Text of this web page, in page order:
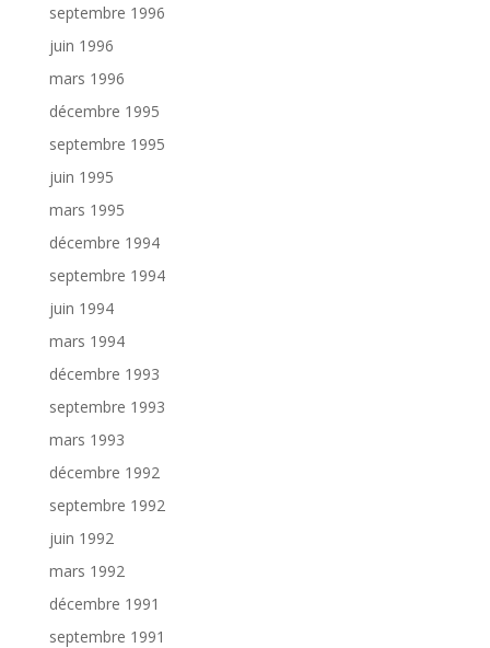
septembre 1996
juin 1996
mars 1996
décembre 1995
septembre 1995
juin 1995
mars 1995
décembre 1994
septembre 1994
juin 1994
mars 1994
décembre 1993
septembre 1993
mars 1993
décembre 1992
septembre 1992
juin 1992
mars 1992
décembre 1991
septembre 1991